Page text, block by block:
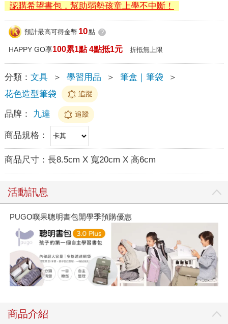
認購希望書包，幫助弱勢孩童上學不中斷！
預計最高可得金幣 10點 ?
HAPPY GO享100累1點 4點抵1元 折抵無上限
分類： 文具 ＞ 學習用品 ＞ 筆盒｜筆袋
＞
花色造型筆袋
追蹤
品牌： 九達 追蹤
商品規格：
商品尺寸： 長8.5cm X 寬20cm X 高6cm
活動訊息
PUGO噗果聰明書包開學季預購優惠
商品介紹